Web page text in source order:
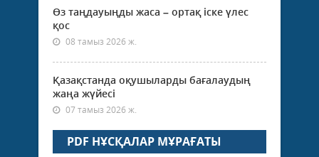
Өз таңдауыңды жаса – ортақ іске үлес
қос
08 тамыз 2026 ж.
Қазақстанда оқушыларды бағалаудың
жаңа жүйесі
07 тамыз 2026 ж.
PDF НҰСҚАЛАР МҰРАҒАТЫ